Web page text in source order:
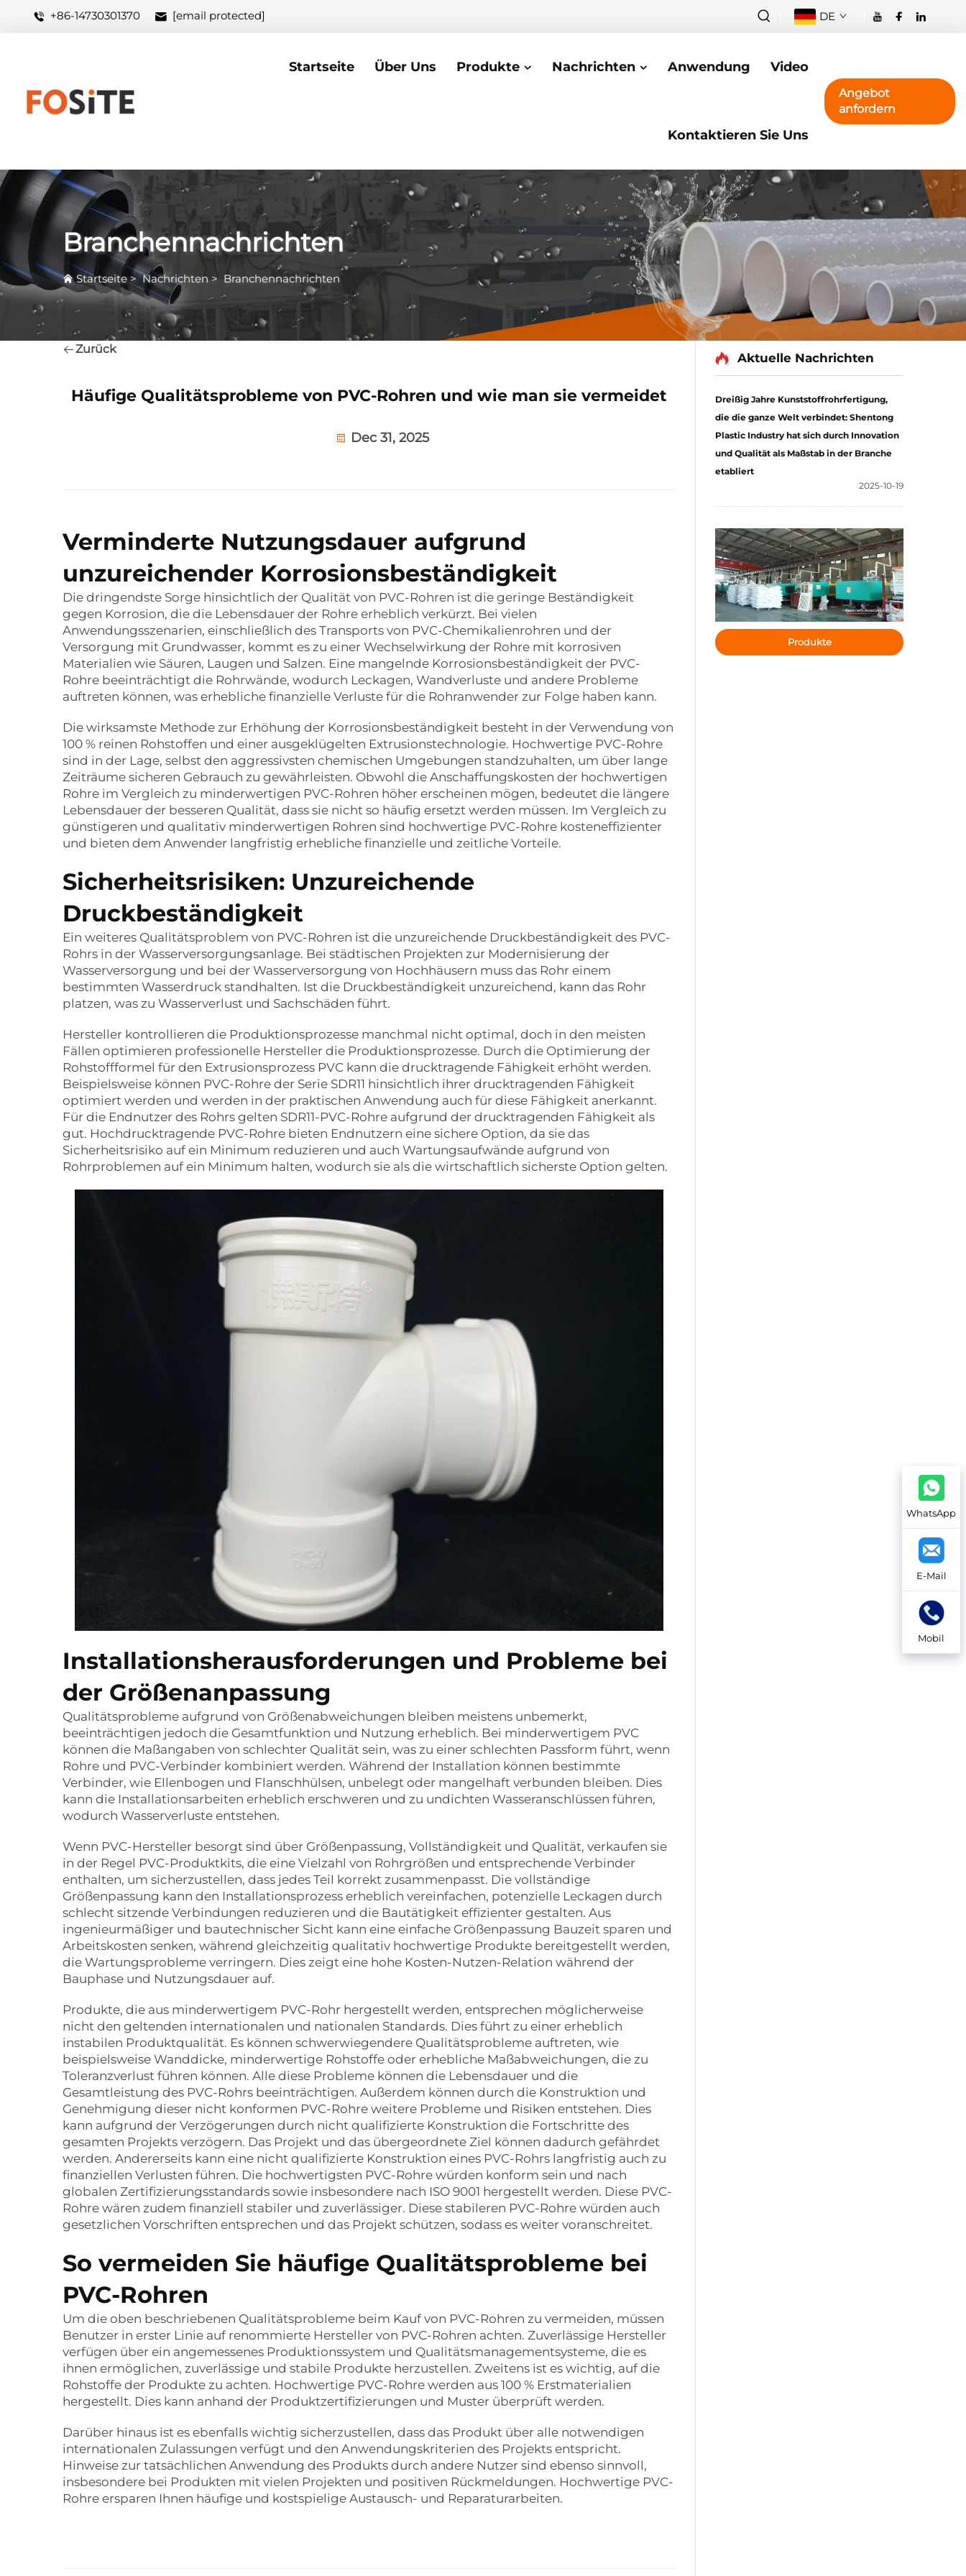
+86-14730301370 [email protected] DE
Startseite Über Uns Produkte Nachrichten Anwendung Video
Kontaktieren Sie Uns
Angebot
anfordern
Branchennachrichten
Startseite>Nachrichten > Branchennachrichten
Zurück
Häufige Qualitätsprobleme von PVC-Rohren und wie man sie vermeidet
Dec 31, 2025
Verminderte Nutzungsdauer aufgrund
unzureichender Korrosionsbeständigkeit
Die dringendste Sorge hinsichtlich der Qualität von PVC-Rohren ist die geringe Beständigkeit
gegen Korrosion, die die Lebensdauer der Rohre erheblich verkürzt. Bei vielen
Anwendungsszenarien, einschließlich des Transports von PVC-Chemikalienrohren und der
Versorgung mit Grundwasser, kommt es zu einer Wechselwirkung der Rohre mit korrosiven
Materialien wie Säuren, Laugen und Salzen. Eine mangelnde Korrosionsbeständigkeit der PVC-
Rohre beeinträchtigt die Rohrwände, wodurch Leckagen, Wandverluste und andere Probleme
auftreten können, was erhebliche finanzielle Verluste für die Rohranwender zur Folge haben kann.
Die wirksamste Methode zur Erhöhung der Korrosionsbeständigkeit besteht in der Verwendung von
100 % reinen Rohstoffen und einer ausgeklügelten Extrusionstechnologie. Hochwertige PVC-Rohre
sind in der Lage, selbst den aggressivsten chemischen Umgebungen standzuhalten, um über lange
Zeiträume sicheren Gebrauch zu gewährleisten. Obwohl die Anschaffungskosten der hochwertigen
Rohre im Vergleich zu minderwertigen PVC-Rohren höher erscheinen mögen, bedeutet die längere
Lebensdauer der besseren Qualität, dass sie nicht so häufig ersetzt werden müssen. Im Vergleich zu
günstigeren und qualitativ minderwertigen Rohren sind hochwertige PVC-Rohre kosteneffizienter
und bieten dem Anwender langfristig erhebliche finanzielle und zeitliche Vorteile.
Sicherheitsrisiken: Unzureichende
Druckbeständigkeit
Ein weiteres Qualitätsproblem von PVC-Rohren ist die unzureichende Druckbeständigkeit des PVC-
Rohrs in der Wasserversorgungsanlage. Bei städtischen Projekten zur Modernisierung der
Wasserversorgung und bei der Wasserversorgung von Hochhäusern muss das Rohr einem
bestimmten Wasserdruck standhalten. Ist die Druckbeständigkeit unzureichend, kann das Rohr
platzen, was zu Wasserverlust und Sachschäden führt.
Hersteller kontrollieren die Produktionsprozesse manchmal nicht optimal, doch in den meisten
Fällen optimieren professionelle Hersteller die Produktionsprozesse. Durch die Optimierung der
Rohstoffformel für den Extrusionsprozess PVC kann die drucktragende Fähigkeit erhöht werden.
Beispielsweise können PVC-Rohre der Serie SDR11 hinsichtlich ihrer drucktragenden Fähigkeit
optimiert werden und werden in der praktischen Anwendung auch für diese Fähigkeit anerkannt.
Für die Endnutzer des Rohrs gelten SDR11-PVC-Rohre aufgrund der drucktragenden Fähigkeit als
gut. Hochdrucktragende PVC-Rohre bieten Endnutzern eine sichere Option, da sie das
Sicherheitsrisiko auf ein Minimum reduzieren und auch Wartungsaufwände aufgrund von
Rohrproblemen auf ein Minimum halten, wodurch sie als die wirtschaftlich sicherste Option gelten.
Installationsherausforderungen und Probleme bei
der Größenanpassung
Qualitätsprobleme aufgrund von Größenabweichungen bleiben meistens unbemerkt,
beeinträchtigen jedoch die Gesamtfunktion und Nutzung erheblich. Bei minderwertigem PVC
können die Maßangaben von schlechter Qualität sein, was zu einer schlechten Passform führt, wenn
Rohre und PVC-Verbinder kombiniert werden. Während der Installation können bestimmte
Verbinder, wie Ellenbogen und Flanschhülsen, unbelegt oder mangelhaft verbunden bleiben. Dies
kann die Installationsarbeiten erheblich erschweren und zu undichten Wasseranschlüssen führen,
wodurch Wasserverluste entstehen.
Wenn PVC-Hersteller besorgt sind über Größenpassung, Vollständigkeit und Qualität, verkaufen sie
in der Regel PVC-Produktkits, die eine Vielzahl von Rohrgrößen und entsprechende Verbinder
enthalten, um sicherzustellen, dass jedes Teil korrekt zusammenpasst. Die vollständige
Größenpassung kann den Installationsprozess erheblich vereinfachen, potenzielle Leckagen durch
schlecht sitzende Verbindungen reduzieren und die Bautätigkeit effizienter gestalten. Aus
ingenieurmäßiger und bautechnischer Sicht kann eine einfache Größenpassung Bauzeit sparen und
Arbeitskosten senken, während gleichzeitig qualitativ hochwertige Produkte bereitgestellt werden,
die Wartungsprobleme verringern. Dies zeigt eine hohe Kosten-Nutzen-Relation während der
Bauphase und Nutzungsdauer auf.
Produkte, die aus minderwertigem PVC-Rohr hergestellt werden, entsprechen möglicherweise
nicht den geltenden internationalen und nationalen Standards. Dies führt zu einer erheblich
instabilen Produktqualität. Es können schwerwiegendere Qualitätsprobleme auftreten, wie
beispielsweise Wanddicke, minderwertige Rohstoffe oder erhebliche Maßabweichungen, die zu
Toleranzverlust führen können. Alle diese Probleme können die Lebensdauer und die
Gesamtleistung des PVC-Rohrs beeinträchtigen. Außerdem können durch die Konstruktion und
Genehmigung dieser nicht konformen PVC-Rohre weitere Probleme und Risiken entstehen. Dies
kann aufgrund der Verzögerungen durch nicht qualifizierte Konstruktion die Fortschritte des
gesamten Projekts verzögern. Das Projekt und das übergeordnete Ziel können dadurch gefährdet
werden. Andererseits kann eine nicht qualifizierte Konstruktion eines PVC-Rohrs langfristig auch zu
finanziellen Verlusten führen. Die hochwertigsten PVC-Rohre würden konform sein und nach
globalen Zertifizierungsstandards sowie insbesondere nach ISO 9001 hergestellt werden. Diese PVC-
Rohre wären zudem finanziell stabiler und zuverlässiger. Diese stabileren PVC-Rohre würden auch
gesetzlichen Vorschriften entsprechen und das Projekt schützen, sodass es weiter voranschreitet.
So vermeiden Sie häufige Qualitätsprobleme bei
PVC-Rohren
Um die oben beschriebenen Qualitätsprobleme beim Kauf von PVC-Rohren zu vermeiden, müssen
Benutzer in erster Linie auf renommierte Hersteller von PVC-Rohren achten. Zuverlässige Hersteller
verfügen über ein angemessenes Produktionssystem und Qualitätsmanagementsysteme, die es
ihnen ermöglichen, zuverlässige und stabile Produkte herzustellen. Zweitens ist es wichtig, auf die
Rohstoffe der Produkte zu achten. Hochwertige PVC-Rohre werden aus 100 % Erstmaterialien
hergestellt. Dies kann anhand der Produktzertifizierungen und Muster überprüft werden.
Darüber hinaus ist es ebenfalls wichtig sicherzustellen, dass das Produkt über alle notwendigen
internationalen Zulassungen verfügt und den Anwendungskriterien des Projekts entspricht.
Hinweise zur tatsächlichen Anwendung des Produkts durch andere Nutzer sind ebenso sinnvoll,
insbesondere bei Produkten mit vielen Projekten und positiven Rückmeldungen. Hochwertige PVC-
Rohre ersparen Ihnen häufige und kostspielige Austausch- und Reparaturarbeiten.
Aktuelle Nachrichten
Dreißig Jahre Kunststoffrohrfertigung,
die die ganze Welt verbindet: Shentong
Plastic Industry hat sich durch Innovation
und Qualität als Maßstab in der Branche
etabliert
2025-10-19
Produkte
WhatsApp
E-Mail
Mobil